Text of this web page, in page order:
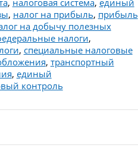
, налог на прибыль, прибыль
на добычу полезных
налоги,
, специальные налоговые
, транспортный
, единый
контроль